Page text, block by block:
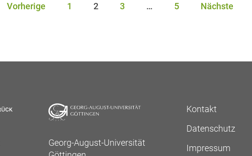
Vorherige 1 2 3 … 5 Nächste
Georg-August-Universität
Kontakt
Datenschutz
Impressum